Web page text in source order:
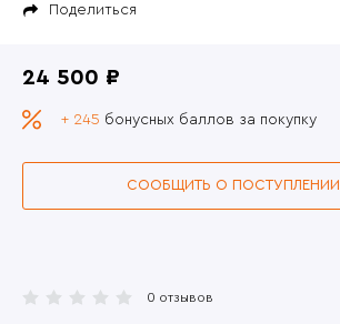
Поделиться
0 отзывов
24 500 ₽
+ 245 бонусных баллов за покупку
СООБЩИТЬ О ПОСТУПЛЕНИИ